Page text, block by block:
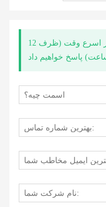
آخرین قیمت را دریافت می کنید؟ ما در اسرع وقت (ظرف 12
پاسخ خواهیم داد